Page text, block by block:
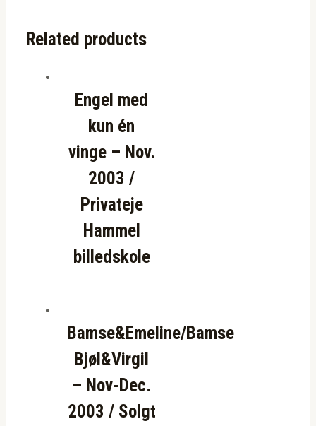
Related products
Engel med
kun én
vinge – Nov.
2003 /
Privateje
Hammel
billedskole
Bamse&Emeline/Bamse
Bjøl&Virgil
– Nov-Dec.
2003 / Solgt